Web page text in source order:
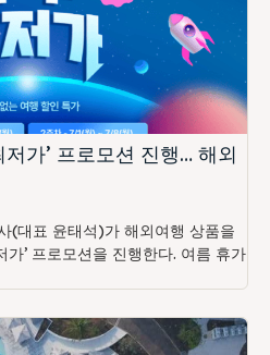
가’ 프로모션 진행… 해외
(대표 윤태석)가 해외여행 상품을
가’ 프로모션을 진행한다. 여름 휴가